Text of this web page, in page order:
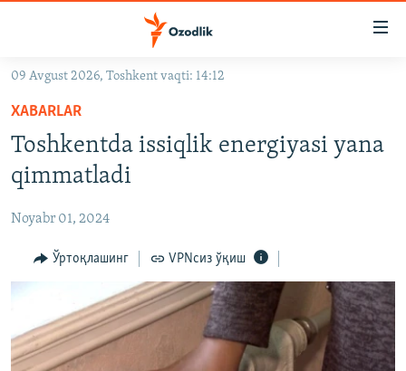
Асосий
навигацияга
ўтинг
Қидиришга
OZODVIDEO
OZODARXIV
На русском
ИЖТИМОИЙ ТАРМОҚЛАР
09 Avgust 2026, Toshkent vaqti: 14:12
XABARLAR
Toshkentda issiqlik energiyasi yana
qimmatladi
Noyabr 01, 2024
Ўртоқлашинг VPNсиз ўқиш